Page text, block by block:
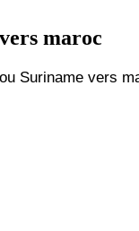
maroc
Suriname vers